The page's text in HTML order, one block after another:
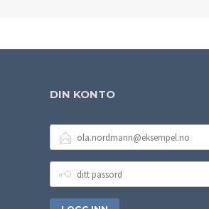
DIN KONTO
POSTADRESSE
PASSORD